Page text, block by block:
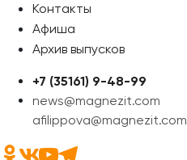
Контакты
Афиша
Архив выпусков
+7 (35161) 9-48-99
news@magnezit.com
afilippova@magnezit.com